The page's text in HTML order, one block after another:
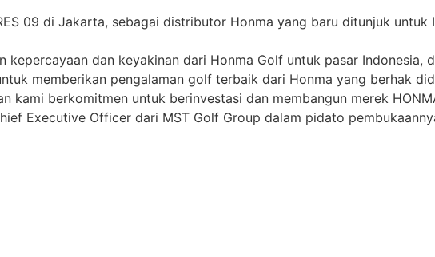
09 di Jakarta, sebagai distributor Honma yang baru ditunjuk
kepercayaan dan keyakinan dari Honma Golf untuk pasar Indonesia,
memberikan pengalaman golf terbaik dari Honma yang berhak
kami berkomitmen untuk berinvestasi dan membangun merek
Executive Officer dari MST Golf Group dalam pidato